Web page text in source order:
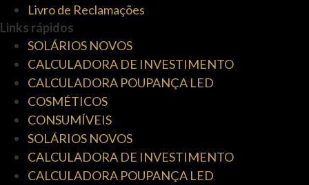
Livro de Reclamações
Links rápidos
SOLÁRIOS NOVOS
CALCULADORA DE INVESTIMENTO
CALCULADORA POUPANÇA LED
COSMÉTICOS
CONSUMÍVEIS
SOLÁRIOS NOVOS
CALCULADORA DE INVESTIMENTO
CALCULADORA POUPANÇA LED